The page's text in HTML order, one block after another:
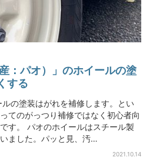
：パオ）」のホイールの塗
する
の塗装はがれを補修します。とい
てのがっつり補修ではなく初心者向
す。 パオのホイールはスチール製
ました。パッと見、汚…
2021.10.14